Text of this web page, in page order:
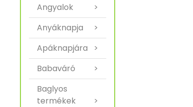
Angyalok
>
Anyáknapja
>
Apáknapjára
>
Babaváró
>
Baglyos
termékek
>